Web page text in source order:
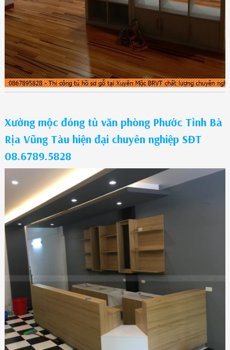
Xưởng mộc đóng tủ văn phòng Phước Tỉnh Bà
Rịa Vũng Tàu hiện đại chuyên nghiệp SĐT
08.6789.5828